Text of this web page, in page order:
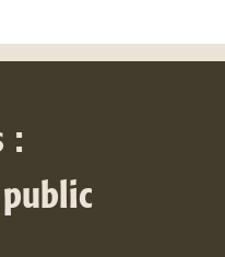
: